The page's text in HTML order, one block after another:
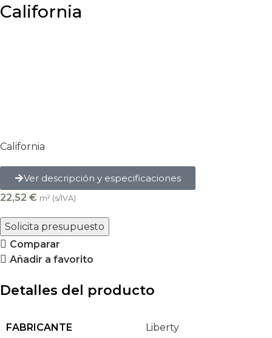
California
California
Ver descripción y especificaciones
22,52 € m² (s/IVA)
Solicita presupuesto
Comparar
Añadir a favorito
Detalles del producto
FABRICANTE Liberty